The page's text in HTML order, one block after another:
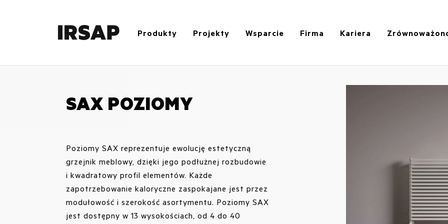
Produkty Projekty Wsparcie Firma Kariera
SAX POZIOMY
Poziomy SAX reprezentuje ewolucję estetyczną
grzejnik meblowy, dzięki jego podłużnej rozbudowie
i kwadratowy profil elementów. Każde
zapotrzebowanie kaloryczne zaspokajane jest przez
modułowość i szerokość asortymentu. Poziomy SAX
jest dostępny w 13 wysokościach, od 4 do 40